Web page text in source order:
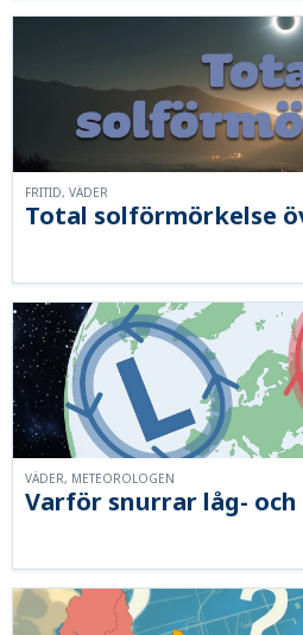
Total solförmörkelse
FRITID, VÄDER
Varför snurrar låg-
VÄDER, METEOROLOGEN